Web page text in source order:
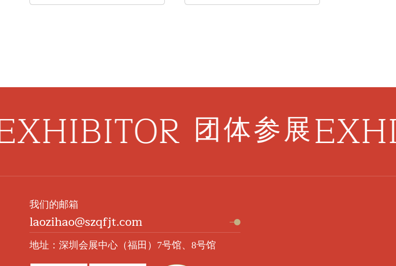
团体参展
我们的邮箱
laozihao@szqfjt.com
地址：深圳会展中心（福田）7号馆、8号馆